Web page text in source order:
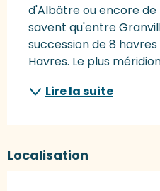
d'Albâtre ou encore de
savent qu'entre
succession de 8
Havres. Le plus
Lire la suite
Localisation